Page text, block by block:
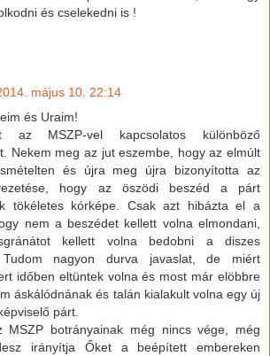
és cselekedni is !
május 10. 22:14
és Uraim!
az MSZP-vel kapcsolatos különböző
Nekem meg az jut eszembe, hogy az elmúlt
és újra meg újra bizonyította az
hogy az öszödi beszéd a párt
tökéletes kórképe. Csak azt hibázta el a
nem a beszédet kellett volna elmondani,
kellett volna bedobni a diszes
Tudom nagyon durva javaslat, de miért
időben eltüntek volna és most már elöbbre
áskálódnának és talán kialakult volna egy új
párt.
MSZP botrányainak még nincs vége, még
irányítja Őket a beépített embereken